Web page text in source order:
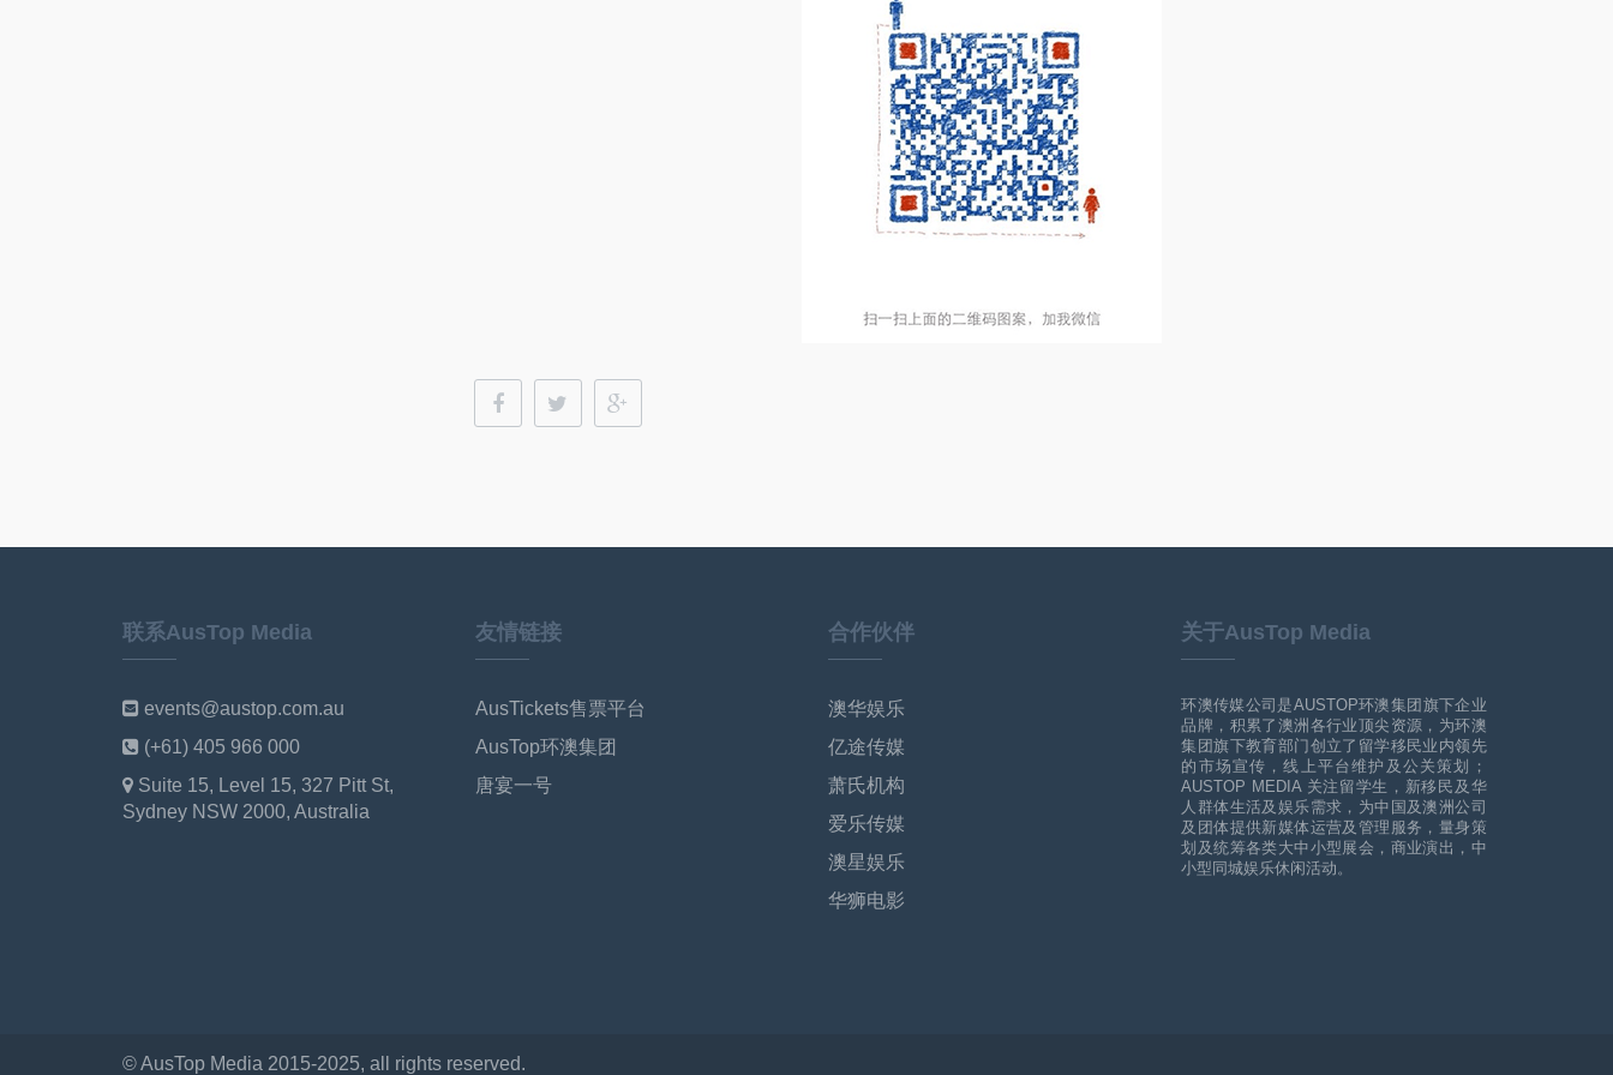
联系AusTop Media
events@austop.com.au
(+61) 405 966 000
Suite 15, Level 15, 327 Pitt St,
Sydney NSW 2000, Australia
友情链接
AusTickets售票平台
AusTop环澳集团
唐宴一号
合作伙伴
澳华娱乐
亿途传媒
萧氏机构
爱乐传媒
澳星娱乐
华狮电影
关于AusTop Media
环澳传媒公司是AUSTOP环澳集团旗下企业
品牌，积累了澳洲各行业顶尖资源，为环澳
集团旗下教育部门创立了留学移民业内领先
的市场宣传，线上平台维护及公关策划；
AUSTOP MEDIA 关注留学生，新移民及华
人群体生活及娱乐需求，为中国及澳洲公司
及团体提供新媒体运营及管理服务，量身策
划及统筹各类大中小型展会，商业演出，中
小型同城娱乐休闲活动。
© AusTop Media 2015-2025, all rights reserved.